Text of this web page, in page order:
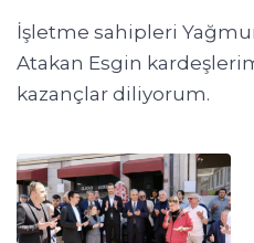
İşletme sahipleri
Atakan Esgin
kazançlar diliyorum.